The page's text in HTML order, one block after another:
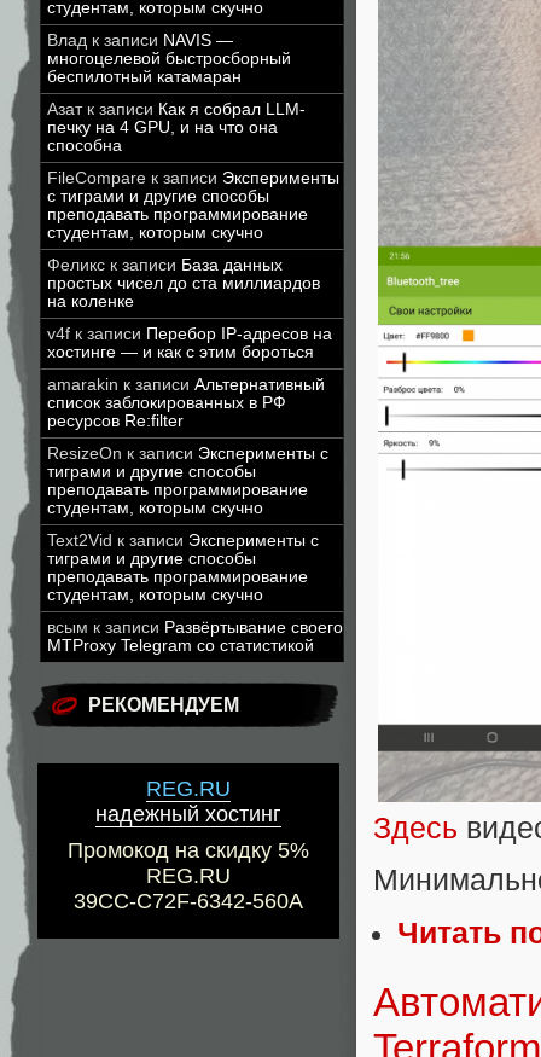
студентам, которым скучно
Влад к записи NAVIS —
многоцелевой быстросборный
беспилотный катамаран
Азатк записи Как я собрал LLM-
печку на 4 GPU, и на что она
способна
FileCompare к записи Эксперименты
с тиграми и другие способы
преподавать программирование
студентам, которым скучно
Феликс к записи База данных
простых чисел до ста миллиардов
на коленке
v4f к записи Перебор IP-адресов на
хостинге — и как с этим бороться
amarakin к записи Альтернативный
список заблокированных в РФ
ресурсов Re:filter
ResizeOn к записи Эксперименты с
тиграми и другие способы
преподавать программирование
студентам, которым скучно
Text2Vid к записи Эксперименты с
тиграми и другие способы
преподавать программирование
студентам, которым скучно
всым к записи Развёртывание своего
MTProxy Telegram со статистикой
РЕКОМЕНДУЕМ
REG.RU
надежный хостинг
Промокод на скидку 5%
REG.RU
39CC-C72F-6342-560A
Здесь
Читать